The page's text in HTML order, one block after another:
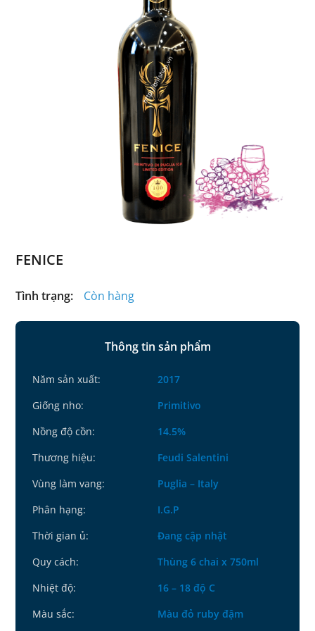
FENICE
Tình trạng: Còn hàng
Thông tin sản phẩm
Năm sản xuất:
2017
Giống nho:
Primitivo
Nồng độ cồn:
14.5%
Thương hiệu:
Feudi Salentini
Vùng làm vang:
Puglia – Italy
Phân hạng:
I.G.P
Thời gian ủ:
Đang cập nhật
Quy cách:
Thùng 6 chai x 750ml
Nhiệt độ:
16 – 18 độ C
Màu sắc:
Màu đỏ ruby đậm